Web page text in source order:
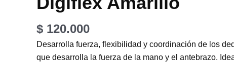
$ 120.000
Desarrolla fuerza, flexibilidad y coordinación de los
que desarrolla la fuerza de la mano y el antebrazo.